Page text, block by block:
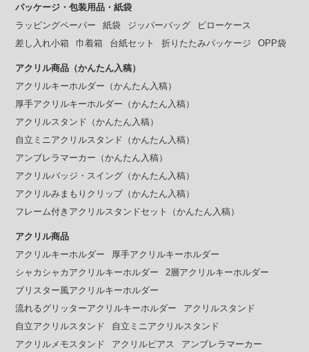
パッケージ・包装用品・紙袋
ラッピングペーパー
紙袋 ジッパーバッグ
ピローケース
差し入れ小箱
巾着箱 台紙セット 折りたたみパッケージ OPP袋
アクリル商品（かんたん入稿）
アクリルキーホルダー（かんたん入稿）
厚手アクリルキーホルダー（かんたん入稿）
アクリルスタンド（かんたん入稿）
自立ミニアクリルスタンド（かんたん入稿）
アンブレラマーカー（かんたん入稿）
アクリルバッジ・スイング（かんたん入稿）
アクリルみまもりクリップ（かんたん入稿）
フレーム付きアクリルスタンドセット（かんたん入稿）
アクリル商品
アクリルキーホルダー
厚手アクリルキーホルダー
シャカシャカアクリルキーホルダー
2層アクリルキーホルダー
ブリスター風アクリルキーホルダー
流れるグリッターアクリルキーホルダー
アクリルスタンド
自立アクリルスタンド
自立ミニアクリルスタンド
アクリルメモスタンド
アクリルピアス
アンブレラマーカー